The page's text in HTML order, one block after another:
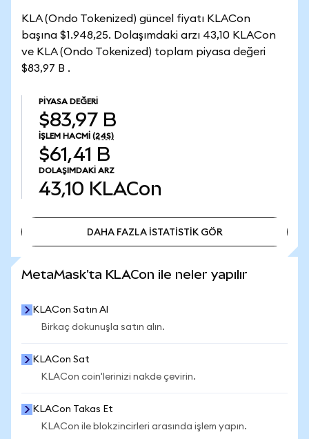
KLA (Ondo Tokenized) güncel fiyatı KLACon
başına $1.948,25. Dolaşımdaki arzı 43,10 KLACon
ve KLA (Ondo Tokenized) toplam piyasa değeri
$83,97 B .
PIYASA DEĞERI
$83,97 B
İŞLEM HACMI (24S)
$61,41 B
DOLAŞIMDAKI ARZ
43,10 KLACon
DAHA FAZLA İSTATİSTİK GÖR
MetaMask'ta KLACon ile neler yapılır
KLACon Satın Al
Birkaç dokunuşla satın alın.
KLACon Sat
KLACon coin'lerinizi nakde çevirin.
KLACon Takas Et
KLACon ile blokzincirleri arasında işlem yapın.